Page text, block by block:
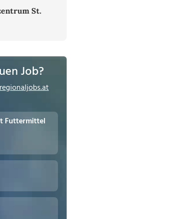
St.
Job?
regionaljobs.at
Futtermittel